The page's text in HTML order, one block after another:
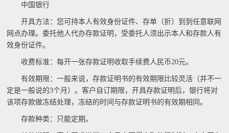
中国银行
开具方法：您可持本人有效身份证件、存单（折）到到任意联网
网点办理。委托他人代办存款证明，受委托人须出示本人和存款人有
效身份证件。
收费标准：每开一张存款证明收取手续费人民币20元。
有效期限：一般来说，存款证明书的有效期限比较灵活（并不一
定是一般说的3个月）。客户自订期限，开具存款证明后，银行将对
该项存款做冻结处理，冻结的时间与存款证明书的有效期相同。
存款种类：只能定期。